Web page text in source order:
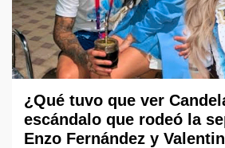
¿Qué tuvo que ver
escándalo que rodeó la
Enzo Fernández y